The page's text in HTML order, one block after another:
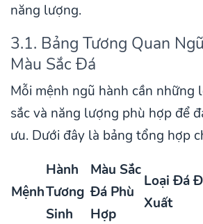
năng lượng.
3.1. Bảng Tương Quan
Màu Sắc Đá
Mỗi mệnh ngũ hành cần những
sắc và năng lượng phù hợp để
ưu. Dưới đây là bảng tổng hợp
Mệnh
Hành
Tương
Sinh
Màu Sắc
Đá Phù
Hợp
Loại Đá
Xuất